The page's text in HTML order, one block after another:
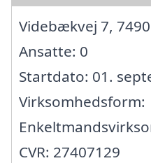
Videbækvej 7,
Ansatte: 0
Startdato: 01.
Virksomhedsform:
CVR: 27407129